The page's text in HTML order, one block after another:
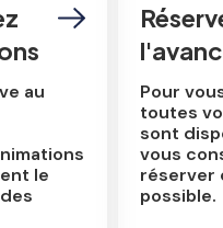
au
le
Pour
toutes
sont
vous
réserver
possible.